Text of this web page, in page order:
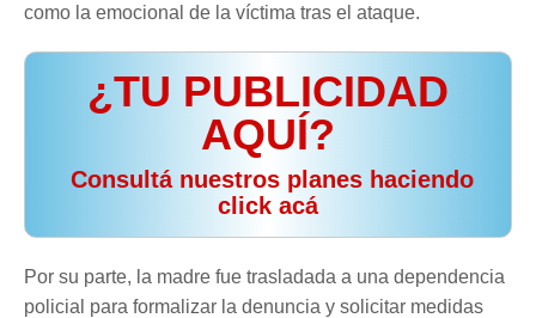
como la emocional de la víctima tras el ataque.
¿TU PUBLICIDAD
AQUÍ?
️ Consultá nuestros planes haciendo
click acá
Por su parte, la madre fue trasladada a una dependencia
policial para formalizar la denuncia y solicitar medidas